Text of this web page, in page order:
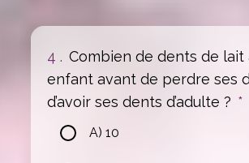
4 . Combien de dents de lait
enfant avant de perdre ses
d’avoir ses dents d’adulte ? *
A) 10